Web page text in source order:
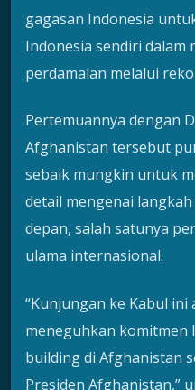
gagasan Indonesia
Indonesia sendiri dalam
perdamaian melalui
Pertemuannya dengan
Afghanistan tersebut
sebaik mungkin untuk
detail mengenai
depan, salah satunya
ulama internasional.
“Kunjungan ke Kabul
meneguhkan komitmen
building di Afghanistan
Presiden Afghanistan,”